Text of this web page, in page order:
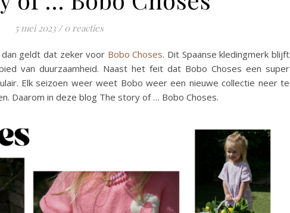
5 mei 2023 / 0 reacties
geldt dat zeker voor Bobo Choses. Dit Spaanse kledingmerk blijft
van duurzaamheid. Naast het feit dat Bobo Choses een super
Elk seizoen weer weet Bobo weer een nieuwe collectie neer te
Daarom in deze blog The story of … Bobo Choses.